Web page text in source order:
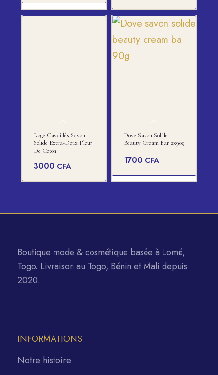
Rogé Cavaillès Savon
Solide Extra-Doux Fleur
De Coton
3000 CFA
Dove Savon Solide
Beauty Cream Bar 2x90g
1700 CFA
Boutique mode & cosmétique basée à Lomé,
Togo. Livraison au Togo, Bénin et Mali depuis
2020.
INFORMATIONS
Notre histoire